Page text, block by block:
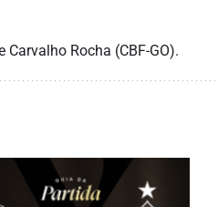
Rocha (CBF-GO).